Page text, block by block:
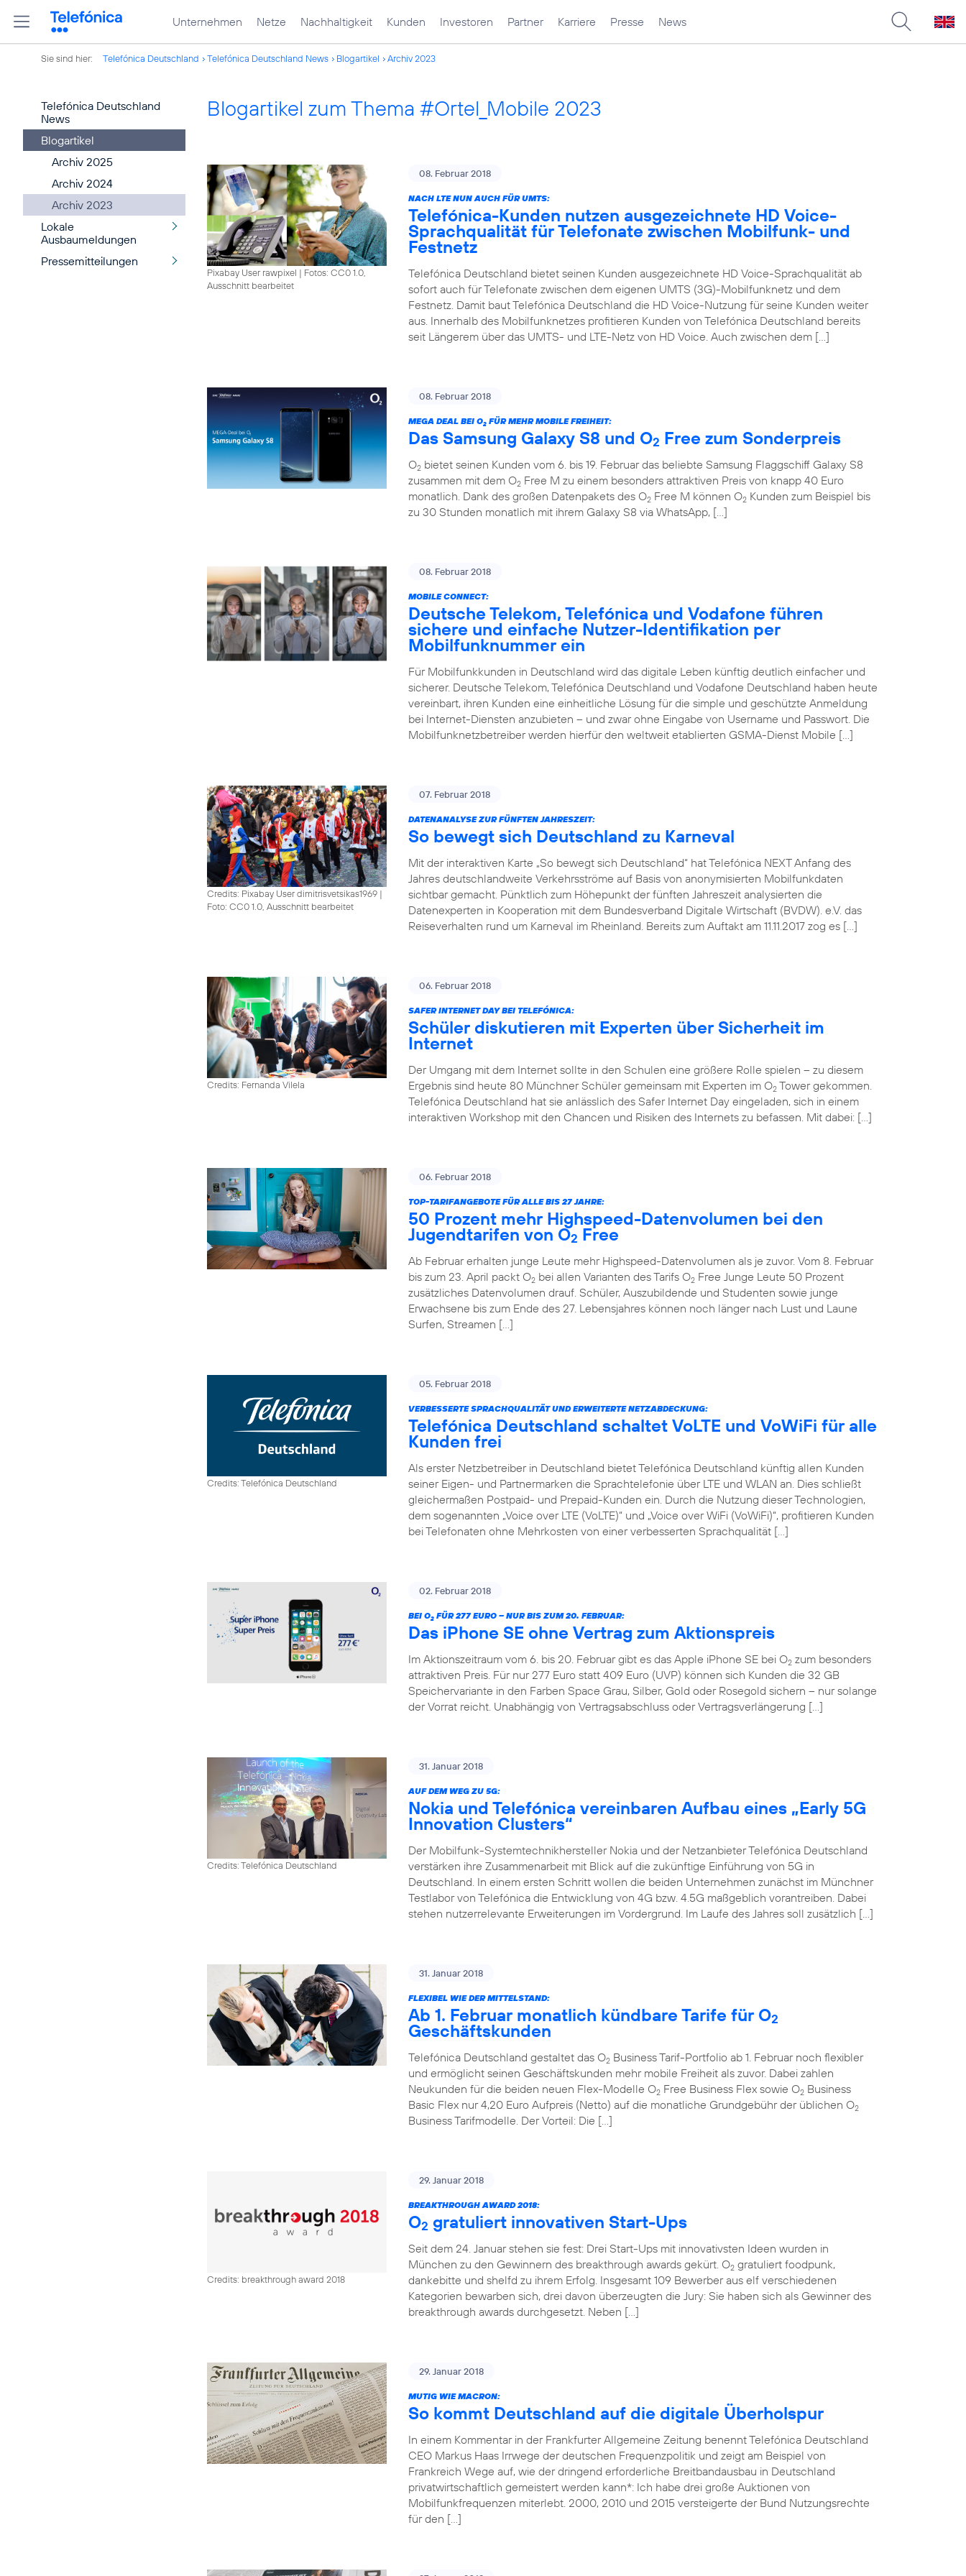
Unternehmen Netze Nachhaltigkeit Kunden Investoren Partner Karriere Presse News
Sie sind hier: Telefónica Deutschland Telefónica Deutschland News Blogartikel Archiv 2023
Telefónica Deutschland
News
Blogartikel
Archiv 2025
Archiv 2024
Archiv 2023
Lokale
Ausbaumeldungen
Pressemitteilungen
Blogartikel zum Thema #Ortel_Mobile 2023
Pixabay User rawpixel | Fotos: CC0 1.0,
Ausschnitt bearbeitet
08. Februar 2018
NACH LTE NUN AUCH FÜR UMTS:
Telefónica-Kunden nutzen ausgezeichnete HD Voice-
Sprachqualität für Telefonate zwischen Mobilfunk- und
Festnetz
Telefónica Deutschland bietet seinen Kunden ausgezeichnete HD Voice-Sprachqualität ab
sofort auch für Telefonate zwischen dem eigenen UMTS (3G)-Mobilfunknetz und dem
Festnetz. Damit baut Telefónica Deutschland die HD Voice-Nutzung für seine Kunden weiter
aus. Innerhalb des Mobilfunknetzes profitieren Kunden von Telefónica Deutschland bereits
seit Längerem über das UMTS- und LTE-Netz von HD Voice. Auch zwischen dem […]
08. Februar 2018
MEGA DEAL BEI O2 FÜR MEHR MOBILE FREIHEIT:
Das Samsung Galaxy S8 und O2 Free zum Sonderpreis
O2 bietet seinen Kunden vom 6. bis 19. Februar das beliebte Samsung Flaggschiff Galaxy S8
zusammen mit dem O2 Free M zu einem besonders attraktiven Preis von knapp 40 Euro
monatlich. Dank des großen Datenpakets des O2 Free M können O2 Kunden zum Beispiel bis
zu 30 Stunden monatlich mit ihrem Galaxy S8 via WhatsApp, […]
08. Februar 2018
MOBILE CONNECT:
Deutsche Telekom, Telefónica und Vodafone führen
sichere und einfache Nutzer-Identifikation per
Mobilfunknummer ein
Für Mobilfunkkunden in Deutschland wird das digitale Leben künftig deutlich einfacher und
sicherer. Deutsche Telekom, Telefónica Deutschland und Vodafone Deutschland haben heute
vereinbart, ihren Kunden eine einheitliche Lösung für die simple und geschützte Anmeldung
bei Internet-Diensten anzubieten – und zwar ohne Eingabe von Username und Passwort. Die
Mobilfunknetzbetreiber werden hierfür den weltweit etablierten GSMA-Dienst Mobile […]
Credits: Pixabay User dimitrisvetsikas1969 |
Foto: CC0 1.0, Ausschnitt bearbeitet
07. Februar 2018
DATENANALYSE ZUR FÜNFTEN JAHRESZEIT:
So bewegt sich Deutschland zu Karneval
Mit der interaktiven Karte „So bewegt sich Deutschland“ hat Telefónica NEXT Anfang des
Jahres deutschlandweite Verkehrsströme auf Basis von anonymisierten Mobilfunkdaten
sichtbar gemacht. Pünktlich zum Höhepunkt der fünften Jahreszeit analysierten die
Datenexperten in Kooperation mit dem Bundesverband Digitale Wirtschaft (BVDW). e.V. das
Reiseverhalten rund um Karneval im Rheinland. Bereits zum Auftakt am 11.11.2017 zog es […]
Credits: Fernanda Vilela
06. Februar 2018
SAFER INTERNET DAY BEI TELEFÓNICA:
Schüler diskutieren mit Experten über Sicherheit im
Internet
Der Umgang mit dem Internet sollte in den Schulen eine größere Rolle spielen – zu diesem
Ergebnis sind heute 80 Münchner Schüler gemeinsam mit Experten im O2 Tower gekommen.
Telefónica Deutschland hat sie anlässlich des Safer Internet Day eingeladen, sich in einem
interaktiven Workshop mit den Chancen und Risiken des Internets zu befassen. Mit dabei: […]
06. Februar 2018
TOP-TARIFANGEBOTE FÜR ALLE BIS 27 JAHRE:
50 Prozent mehr Highspeed-Datenvolumen bei den
Jugendtarifen von O2 Free
Ab Februar erhalten junge Leute mehr Highspeed-Datenvolumen als je zuvor. Vom 8. Februar
bis zum 23. April packt O2 bei allen Varianten des Tarifs O2 Free Junge Leute 50 Prozent
zusätzliches Datenvolumen drauf. Schüler, Auszubildende und Studenten sowie junge
Erwachsene bis zum Ende des 27. Lebensjahres können noch länger nach Lust und Laune
Surfen, Streamen […]
Credits: Telefónica Deutschland
05. Februar 2018
VERBESSERTE SPRACHQUALITÄT UND ERWEITERTE NETZABDECKUNG:
Telefónica Deutschland schaltet VoLTE und VoWiFi für alle
Kunden frei
Als erster Netzbetreiber in Deutschland bietet Telefónica Deutschland künftig allen Kunden
seiner Eigen- und Partnermarken die Sprachtelefonie über LTE und WLAN an. Dies schließt
gleichermaßen Postpaid- und Prepaid-Kunden ein. Durch die Nutzung dieser Technologien,
dem sogenannten „Voice over LTE (VoLTE)“ und „Voice over WiFi (VoWiFi)“, profitieren Kunden
bei Telefonaten ohne Mehrkosten von einer verbesserten Sprachqualität […]
02. Februar 2018
BEI O2 FÜR 277 EURO – NUR BIS ZUM 20. FEBRUAR:
Das iPhone SE ohne Vertrag zum Aktionspreis
Im Aktionszeitraum vom 6. bis 20. Februar gibt es das Apple iPhone SE bei O2 zum besonders
attraktiven Preis. Für nur 277 Euro statt 409 Euro (UVP) können sich Kunden die 32 GB
Speichervariante in den Farben Space Grau, Silber, Gold oder Rosegold sichern – nur solange
der Vorrat reicht. Unabhängig von Vertragsabschluss oder Vertragsverlängerung […]
Credits: Telefónica Deutschland
31. Januar 2018
AUF DEM WEG ZU 5G:
Nokia und Telefónica vereinbaren Aufbau eines „Early 5G
Innovation Clusters“
Der Mobilfunk-Systemtechnikhersteller Nokia und der Netzanbieter Telefónica Deutschland
verstärken ihre Zusammenarbeit mit Blick auf die zukünftige Einführung von 5G in
Deutschland. In einem ersten Schritt wollen die beiden Unternehmen zunächst im Münchner
Testlabor von Telefónica die Entwicklung von 4G bzw. 4.5G maßgeblich vorantreiben. Dabei
stehen nutzerrelevante Erweiterungen im Vordergrund. Im Laufe des Jahres soll zusätzlich […]
31. Januar 2018
FLEXIBEL WIE DER MITTELSTAND:
Ab 1. Februar monatlich kündbare Tarife für O2
Geschäftskunden
Telefónica Deutschland gestaltet das O2 Business Tarif-Portfolio ab 1. Februar noch flexibler
und ermöglicht seinen Geschäftskunden mehr mobile Freiheit als zuvor. Dabei zahlen
Neukunden für die beiden neuen Flex-Modelle O2 Free Business Flex sowie O2 Business
Basic Flex nur 4,20 Euro Aufpreis (Netto) auf die monatliche Grundgebühr der üblichen O2
Business Tarifmodelle. Der Vorteil: Die […]
Credits: breakthrough award 2018
29. Januar 2018
BREAKTHROUGH AWARD 2018:
O2 gratuliert innovativen Start-Ups
Seit dem 24. Januar stehen sie fest: Drei Start-Ups mit innovativsten Ideen wurden in
München zu den Gewinnern des breakthrough awards gekürt. O2 gratuliert foodpunk,
dankebitte und shelfd zu ihrem Erfolg. Insgesamt 109 Bewerber aus elf verschiedenen
Kategorien bewarben sich, drei davon überzeugten die Jury: Sie haben sich als Gewinner des
breakthrough awards durchgesetzt. Neben […]
29. Januar 2018
MUTIG WIE MACRON:
So kommt Deutschland auf die digitale Überholspur
In einem Kommentar in der Frankfurter Allgemeine Zeitung benennt Telefónica Deutschland
CEO Markus Haas Irrwege der deutschen Frequenzpolitik und zeigt am Beispiel von
Frankreich Wege auf, wie der dringend erforderliche Breitbandausbau in Deutschland
privatwirtschaftlich gemeistert werden kann*: Ich habe drei große Auktionen von
Mobilfunkfrequenzen miterlebt. 2000, 2010 und 2015 versteigerte der Bund Nutzungsrechte
für den […]